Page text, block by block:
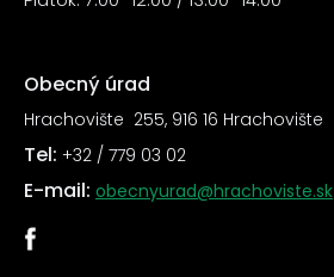
Obecný úrad
Hrachovište 255, 916 16 Hrachovište
Tel: +32 / 779 03 02
E-mail: obecnyurad@hrachoviste.sk